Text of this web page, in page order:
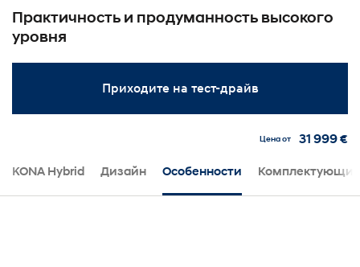
Практичность и продуманность высокого
уровня
Приходите на тест-драйв
KONA Hybrid Дизайн Особенности Комплектующие
Цена от 31 999 €